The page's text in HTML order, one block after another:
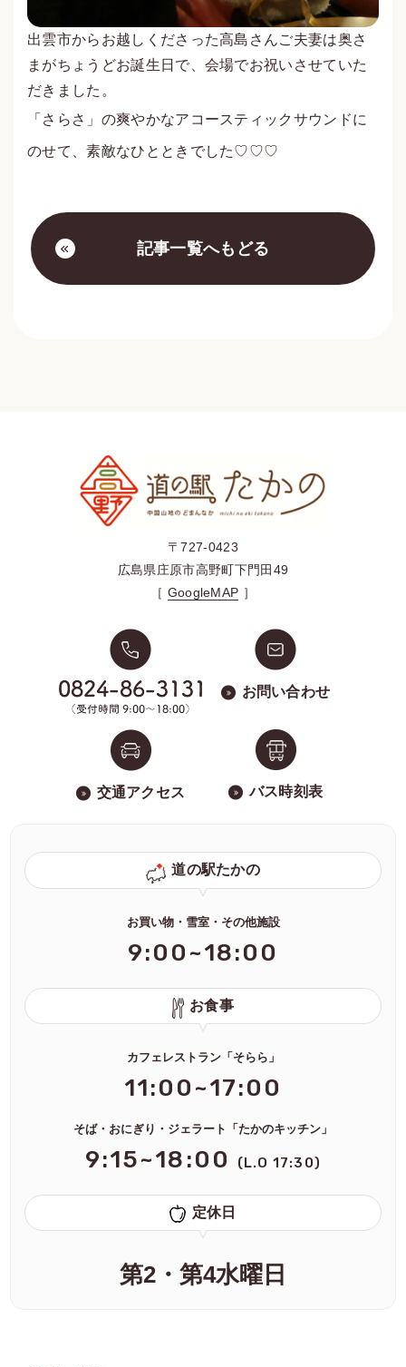
出雲市からお越しくださった高島さんご夫妻は奥さ
まがちょうどお誕生日で、会場でお祝いさせていた
だきました。
「さらさ」の爽やかなアコースティックサウンドに
のせて、素敵なひとときでした♡♡♡
記事一覧へもどる
〒727-0423
広島県庄原市高野町下門田49
［ GoogleMAP ］
お問い合わせ
交通アクセス バス時刻表
道の駅たかの
お買い物・雪室・その他施設
9:00~18:00
お食事
カフェレストラン「そらら」
11:00~17:00
そば・おにぎり・ジェラート「たかのキッチン」
9:15~18:00 (L.O 17:30)
定休日
第2・第4水曜日